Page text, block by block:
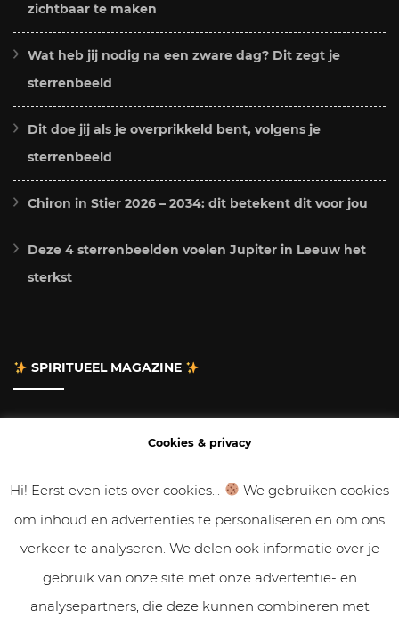
zichtbaar te maken
Wat heb jij nodig na een zware dag? Dit zegt je
sterrenbeeld
Dit doe jij als je overprikkeld bent, volgens je
sterrenbeeld
Chiron in Stier 2026 – 2034: dit betekent dit voor jou
Deze 4 sterrenbeelden voelen Jupiter in Leeuw het
sterkst
SPIRITUEEL MAGAZINE
Gastbloggen
Samenwerken
Cookies & Privacy
Cookies & privacy
Hi! Eerst even iets over cookies...
We gebruiken cookies
om inhoud en advertenties te personaliseren en om ons
verkeer te analyseren. We delen ook informatie over je
gebruik van onze site met onze advertentie- en
analysepartners, die deze kunnen combineren met